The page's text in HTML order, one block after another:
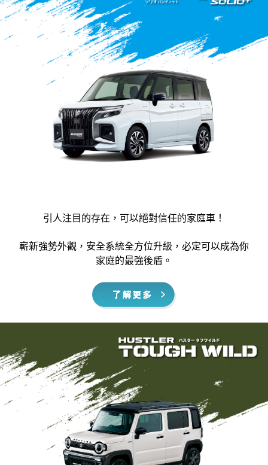
引人注目的存在，可以絕對信任的家庭車！
嶄新強勢外觀，安全系統全方位升級，必定可以成為你
家庭的最強後盾。